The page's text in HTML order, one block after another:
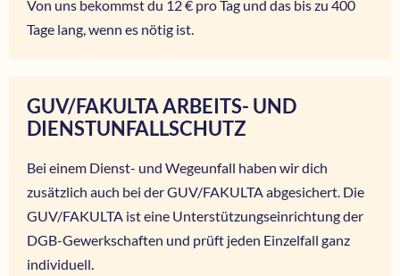
Von uns bekommst du 12 € pro Tag und das bis zu 400
Tage lang, wenn es nötig ist.
GUV/FAKULTA ARBEITS- UND
DIENSTUNFALLSCHUTZ
Bei einem Dienst- und Wegeunfall haben wir dich
zusätzlich auch bei der GUV/FAKULTA abgesichert. Die
GUV/FAKULTA ist eine Unterstützungseinrichtung der
DGB-Gewerkschaften und prüft jeden Einzelfall ganz
individuell.